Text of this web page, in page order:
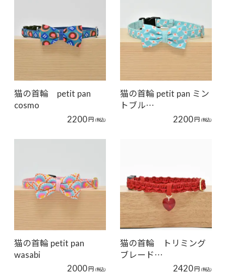
猫の首輪 petit pan
cosmo
2200円 (税込)
猫の首輪 petit pan ミン
トブル…
2200円 (税込)
猫の首輪 petit pan
wasabi
2000円 (税込)
猫の首輪 トリミング
ブレード…
2420円 (税込)